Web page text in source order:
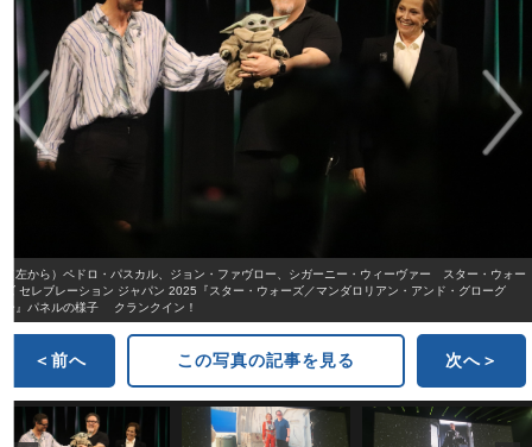
（左から）ペドロ・パスカル、ジョン・ファヴロー、シガーニー・ウィーヴァー スター・ウォー
ズ セレブレーション ジャパン 2025『スター・ウォーズ／マンダロリアン・アンド・グローグ
ー』パネルの様子 クランクイン！
＜前へ この写真の記事を見る 次へ＞